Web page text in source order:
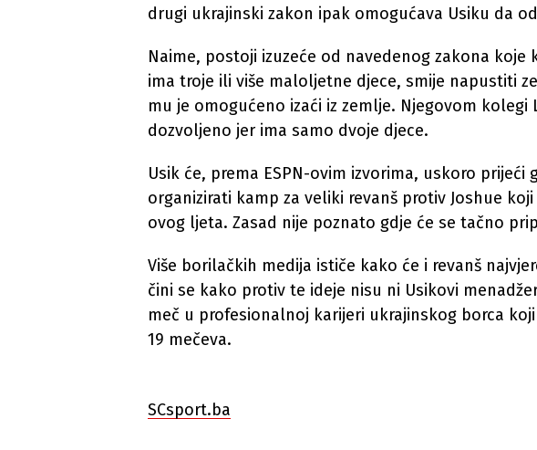
drugi ukrajinski zakon ipak omogućava Usiku da
Naime, postoji izuzeće od navedenog zakona koje
ima troje ili više maloljetne djece, smije napustiti
mu je omogućeno izaći iz zemlje. Njegovom kolegi
dozvoljeno jer ima samo dvoje djece.
Usik će, prema ESPN-ovim izvorima, uskoro prijeći
organizirati kamp za veliki revanš protiv Joshue
ovog ljeta. Zasad nije poznato gdje će se tačno
Više borilačkih medija ističe kako će i revanš
čini se kako protiv te ideje nisu ni Usikovi
meč u profesionalnoj karijeri ukrajinskog borca
19 mečeva.
SCsport.ba